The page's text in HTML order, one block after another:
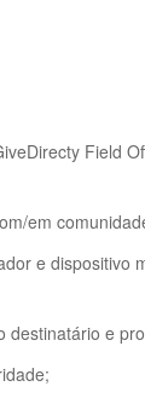
Field
em
e dispositivo
e